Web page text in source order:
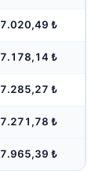
7.020,49 ₺
7.178,14 ₺
7.285,27 ₺
7.271,78 ₺
7.965,39 ₺